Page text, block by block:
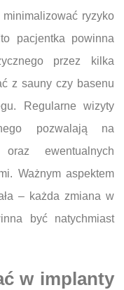
ryzyko
pacjentka powinna
przez kilka
z sauny czy basenu
Regularne wizyty
pozwalają na
ewentualnych
Ważnym aspektem
– każda zmiana w
być natychmiast
w implanty